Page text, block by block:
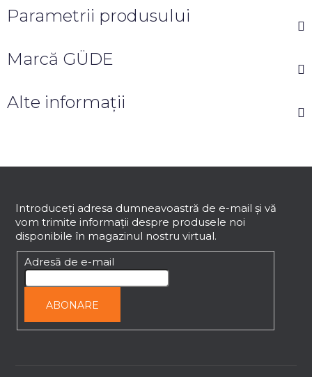
Parametrii produsului
Marcă GÜDE
Alte informații
Introduceţi adresa dumneavoastră de e-mail şi vă
vom trimite informaţii despre produsele noi
disponibile în magazinul nostru virtual.
Adresă de e-mail
ABONARE